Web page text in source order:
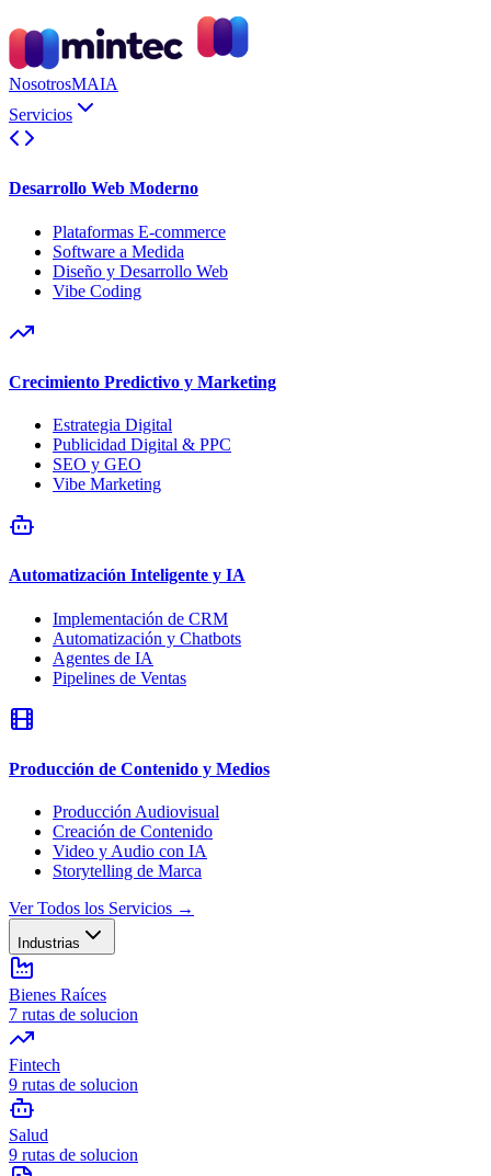
NosotrosMAIA
Servicios
Desarrollo Web Moderno
Plataformas E-commerce
Software a Medida
Diseño y Desarrollo Web
Vibe Coding
Crecimiento Predictivo y Marketing
Estrategia Digital
Publicidad Digital & PPC
SEO y GEO
Vibe Marketing
Automatización Inteligente y IA
Implementación de CRM
Automatización y Chatbots
Agentes de IA
Pipelines de Ventas
Producción de Contenido y Medios
Producción Audiovisual
Creación de Contenido
Video y Audio con IA
Storytelling de Marca
Ver Todos los Servicios →
Industrias
Bienes Raíces
7 rutas de solucion
Fintech
9 rutas de solucion
Salud
9 rutas de solucion